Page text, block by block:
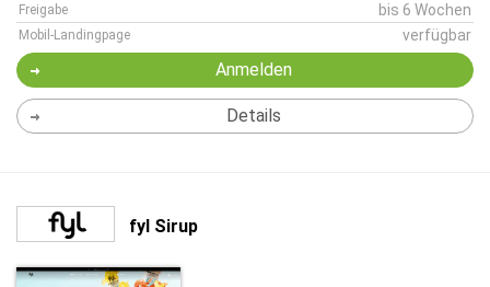
Freigabe bis 6 Wochen
Mobil-Landingpage verfügbar
Anmelden
Details
fyl Sirup